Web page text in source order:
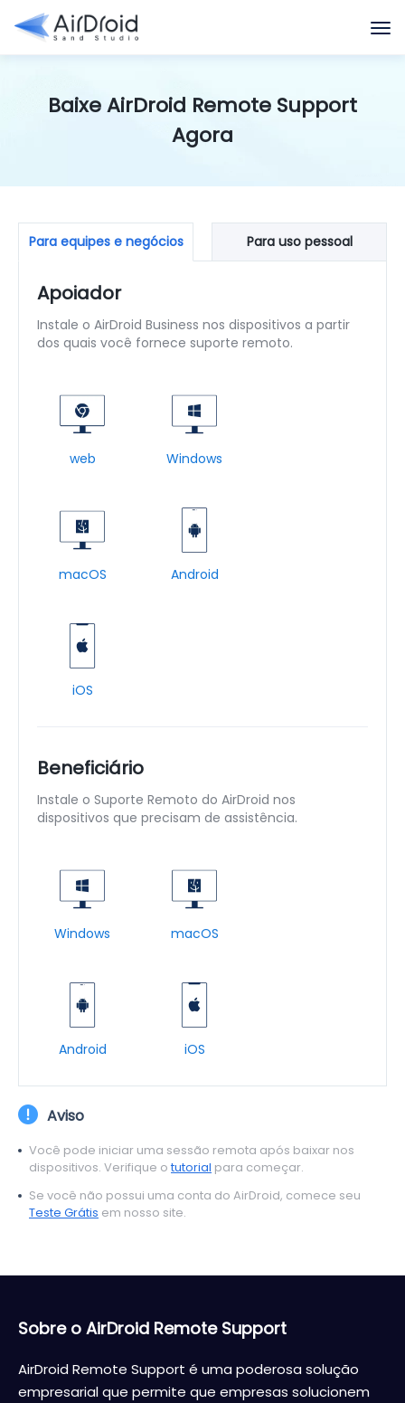
Baixe AirDroid Remote Support
Agora
Para equipes e negócios Para uso pessoal
Apoiador
Instale o AirDroid Business nos dispositivos a partir
dos quais você fornece suporte remoto.
web Windows
macOS Android
iOS
Beneficiário
Instale o Suporte Remoto do AirDroid nos
dispositivos que precisam de assistência.
Windows macOS
Android iOS
Aviso
Você pode iniciar uma sessão remota após baixar nos
dispositivos. Verifique otutorial para começar.
Se você não possui uma conta do AirDroid, comece seu
Teste Grátis em nosso site.
Sobre o AirDroid Remote Support
AirDroid Remote Support é uma poderosa solução
empresarial que permite que empresas solucionem